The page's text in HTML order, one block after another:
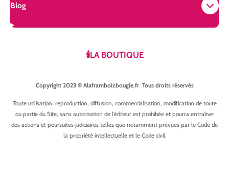
Blog
🕯️LA BOUTIQUE
Copyright 2023 © Alaframboizbougie.fr Tous droits réservés
Toute utilisation, reproduction, diffusion, commercialisation, modification de toute
ou partie du Site, sans autorisation de l’éditeur est prohibée et pourra entraîner
des actions et poursuites judiciaires telles que notamment prévues par le Code de
la propriété intellectuelle et le Code civil.